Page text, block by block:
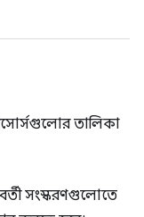
তালিকা
সংস্করণগুলোতে